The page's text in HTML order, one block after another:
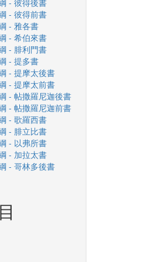
- 彼得後書
- 彼得前書
- 雅各書
- 希伯來書
- 腓利門書
- 提多書
- 提摩太後書
- 提摩太前書
- 帖撒羅尼迦後書
- 帖撒羅尼迦前書
- 歌羅西書
- 腓立比書
- 以弗所書
- 加拉太書
- 哥林多後書